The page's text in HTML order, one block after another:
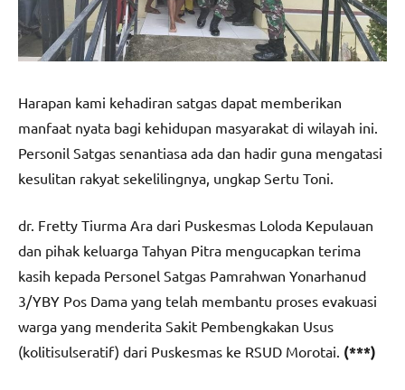
Harapan kami kehadiran satgas dapat memberikan
manfaat nyata bagi kehidupan masyarakat di wilayah ini.
Personil Satgas senantiasa ada dan hadir guna mengatasi
kesulitan rakyat sekelilingnya, ungkap Sertu Toni.
dr. Fretty Tiurma Ara dari Puskesmas Loloda Kepulauan
dan pihak keluarga Tahyan Pitra mengucapkan terima
kasih kepada Personel Satgas Pamrahwan Yonarhanud
3/YBY Pos Dama yang telah membantu proses evakuasi
warga yang menderita Sakit Pembengkakan Usus
(kolitisulseratif) dari Puskesmas ke RSUD Morotai. (***)